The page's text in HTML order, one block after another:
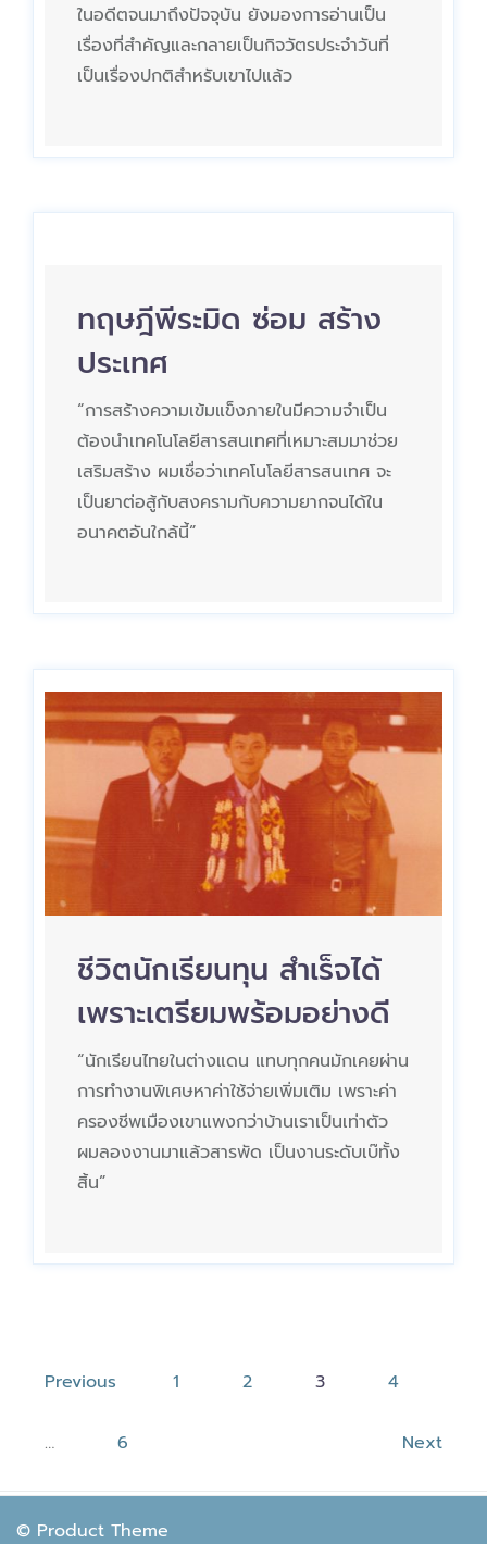
ในอดีตจนมาถึงปัจจุบัน ยังมองการอ่านเป็น
เรื่องที่สำคัญและกลายเป็นกิจวัตรประจำวันที่
เป็นเรื่องปกติสำหรับเขาไปแล้ว
ทฤษฎีพีระมิด ซ่อม สร้าง
ประเทศ
“การสร้างความเข้มแข็งภายในมีความจำเป็น
ต้องนำเทคโนโลยีสารสนเทศที่เหมาะสมมาช่วย
เสริมสร้าง ผมเชื่อว่าเทคโนโลยีสารสนเทศ จะ
เป็นยาต่อสู้กับสงครามกับความยากจนได้ใน
อนาคตอันใกล้นี้”
ชีวิตนักเรียนทุน สำเร็จได้
เพราะเตรียมพร้อมอย่างดี
“นักเรียนไทยในต่างแดน แทบทุกคนมักเคยผ่าน
การทำงานพิเศษหาค่าใช้จ่ายเพิ่มเติม เพราะค่า
ครองชีพเมืองเขาแพงกว่าบ้านเราเป็นเท่าตัว
ผมลองงานมาแล้วสารพัด เป็นงานระดับเบ๊ทั้ง
สิ้น”
Previous 1 2 3 4
… 6 Next
© Product Theme